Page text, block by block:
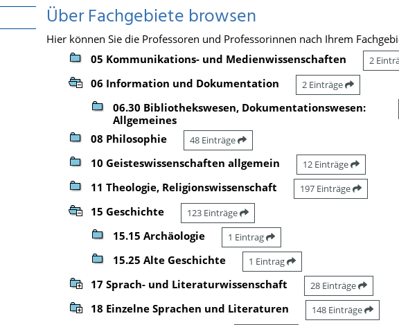
Über Fachgebiete browsen
Hier können Sie die Professoren und Professorinnen nach Ihrem
05 Kommunikations- und Medienwissenschaften
2
06 Information und Dokumentation 2 Einträge
06.30 Bibliothekswesen, Dokumentationswesen:
Allgemeines
08 Philosophie 48 Einträge
10 Geisteswissenschaften allgemein 12 Einträge
11 Theologie, Religionswissenschaft 197 Einträge
15 Geschichte 123 Einträge
15.15 Archäologie 1 Eintrag
15.25 Alte Geschichte 1 Eintrag
17 Sprach- und Literaturwissenschaft 28 Einträge
18 Einzelne Sprachen und Literaturen 148 Einträge